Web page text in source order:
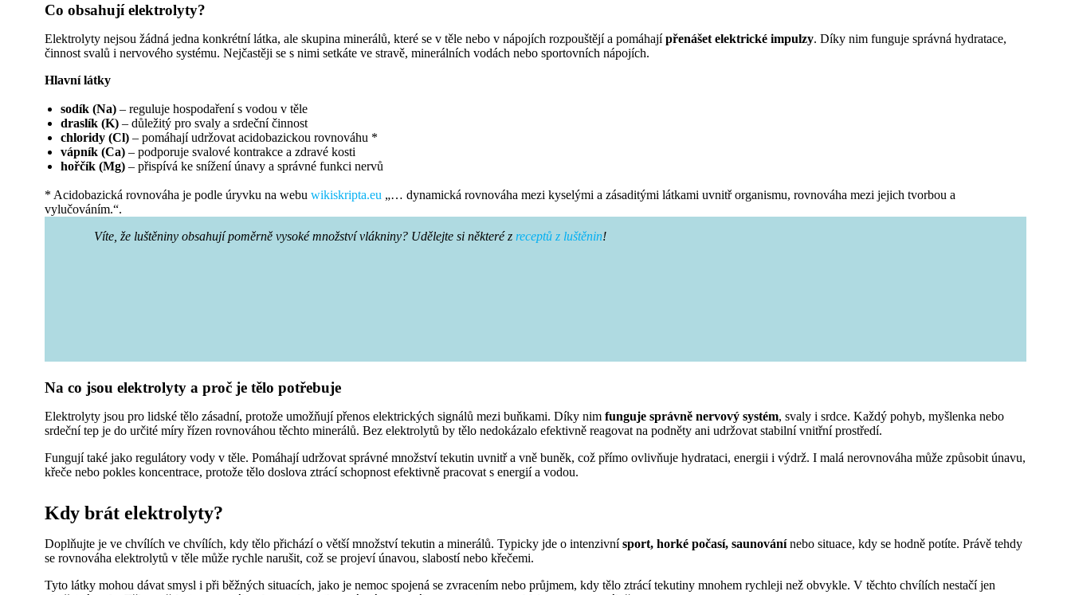
Co obsahují elektrolyty?
Elektrolyty nejsou žádná jedna konkrétní látka, ale skupina minerálů, které se v těle nebo v nápojích rozpouštějí a pomáhajípřenášet elektrické impulzy. Díky nim funguje správná hydratace,
činnost svalů i nervového systému. Nejčastěji se s nimi setkáte ve stravě, minerálních vodách nebo sportovních nápojích.
Hlavní látky
sodík (Na) – reguluje hospodaření s vodou v těle
draslík (K) – důležitý pro svaly a srdeční činnost
chloridy (Cl) – pomáhají udržovat acidobazickou rovnováhu *
vápník (Ca) – podporuje svalové kontrakce a zdravé kosti
hořčík (Mg) – přispívá ke snížení únavy a správné funkci nervů
* Acidobazická rovnováha je podle úryvku na webu wikiskripta.eu „… dynamická rovnováha mezi kyselými a zásaditými látkami uvnitř organismu, rovnováha mezi jejich tvorbou a
vylučováním.“.
Víte, že luštěniny obsahují poměrně vysoké množství vlákniny? Udělejte si některé z receptů z luštěnin!
Na co jsou elektrolyty a proč je tělo potřebuje
Elektrolyty jsou pro lidské tělo zásadní, protože umožňují přenos elektrických signálů mezi buňkami. Díky nim funguje správně nervový systém, svaly i srdce. Každý pohyb, myšlenka nebo
srdeční tep je do určité míry řízen rovnováhou těchto minerálů. Bez elektrolytů by tělo nedokázalo efektivně reagovat na podněty ani udržovat stabilní vnitřní prostředí.
Fungují také jako regulátory vody v těle. Pomáhají udržovat správné množství tekutin uvnitř a vně buněk, což přímo ovlivňuje hydrataci, energii i výdrž. I malá nerovnováha může způsobit únavu,
křeče nebo pokles koncentrace, protože tělo doslova ztrácí schopnost efektivně pracovat s energií a vodou.
Kdy brát elektrolyty?
Doplňujte je ve chvílích ve chvílích, kdy tělo přichází o větší množství tekutin a minerálů. Typicky jde o intenzivnísport, horké počasí, saunovánínebo situace, kdy se hodně potíte. Právě tehdy
se rovnováha elektrolytů v těle může rychle narušit, což se projeví únavou, slabostí nebo křečemi.
Tyto látky mohou dávat smysl i při běžných situacích, jako je nemoc spojená se zvracením nebo průjmem, kdy tělo ztrácí tekutiny mnohem rychleji než obvykle. V těchto chvílích nestačí jen